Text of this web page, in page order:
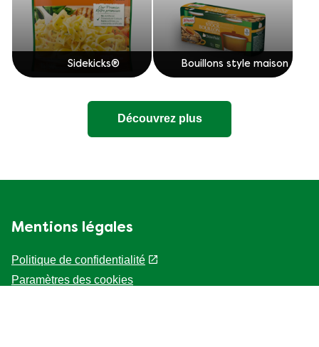
Sidekicks® Bouillons style maison
Découvrez plus
Mentions légales
Politique de confidentialité
Paramètres des cookies